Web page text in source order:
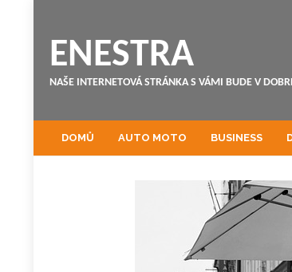
ENESTRA
NAŠE INTERNETOVÁ STRÁNKA S VÁMI BUDE V
DOMŮ AUTO MOTO BUSINESS